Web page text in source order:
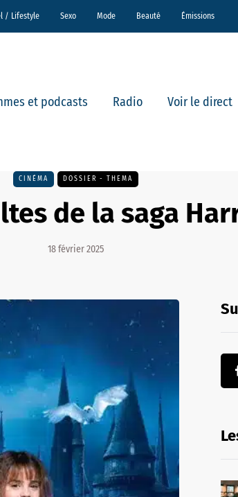
/ Lifestyle Sexo Mode Beauté Émissions
et podcasts Radio Voir le direct
CINÉMA DOSSIER - THEMA
de la saga
18 février 2025